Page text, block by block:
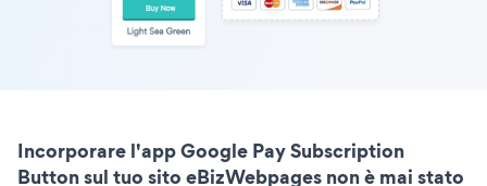
Incorporare l'app Google Pay Subscription
Button sul tuo sito eBizWebpages non è mai stato